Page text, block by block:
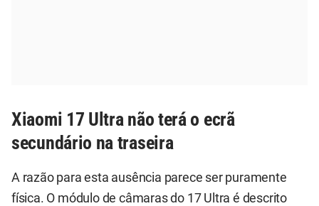
Xiaomi 17 Ultra não terá o ecrã
secundário na traseira
A razão para esta ausência parece ser puramente
física. O módulo de câmaras do 17 Ultra é descrito